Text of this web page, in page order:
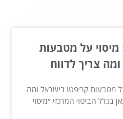
מיסוי על מטבעות
צריך לדווח
מטבעות קריפטו בישראל ומה
בגלל הביטוי המרכזי ״מיסוי